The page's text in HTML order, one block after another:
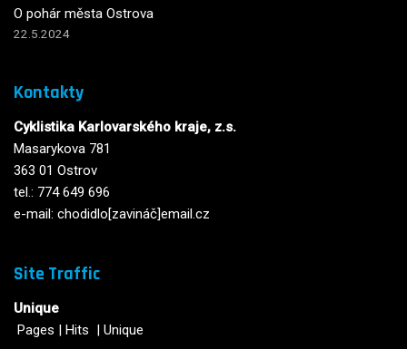
O pohár města Ostrova
22.5.2024
Kontakty
Cyklistika Karlovarského kraje, z.s.
Masarykova 781
363 01 Ostrov
tel.: 774 649 696
e-mail: chodidlo[zavináč]email.cz
Site Traffic
Unique
Pages
Hits Unique